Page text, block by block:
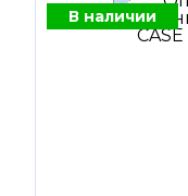
В наличии